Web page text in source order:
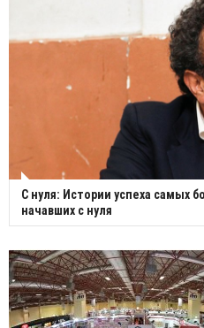
С нуля: Истории успеха самых
начавших с нуля